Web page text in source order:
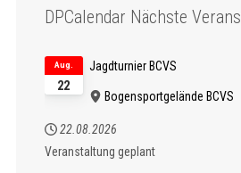
DPCalendar Nächste
22
Aug. Jagdturnier BCVS
Bogensportgelände BCVS
22.08.2026
Veranstaltung geplant